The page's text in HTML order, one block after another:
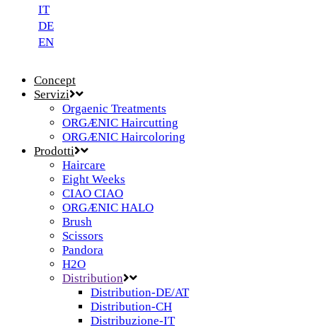
IT
DE
EN
Concept
Servizi
Orgaenic Treatments
ORGÆNIC Haircutting
ORGÆNIC Haircoloring
Prodotti
Haircare
Eight Weeks
CIAO CIAO
ORGÆNIC HALO
Brush
Scissors
Pandora
H2O
Distribution
Distribution-DE/AT
Distribution-CH
Distribuzione-IT